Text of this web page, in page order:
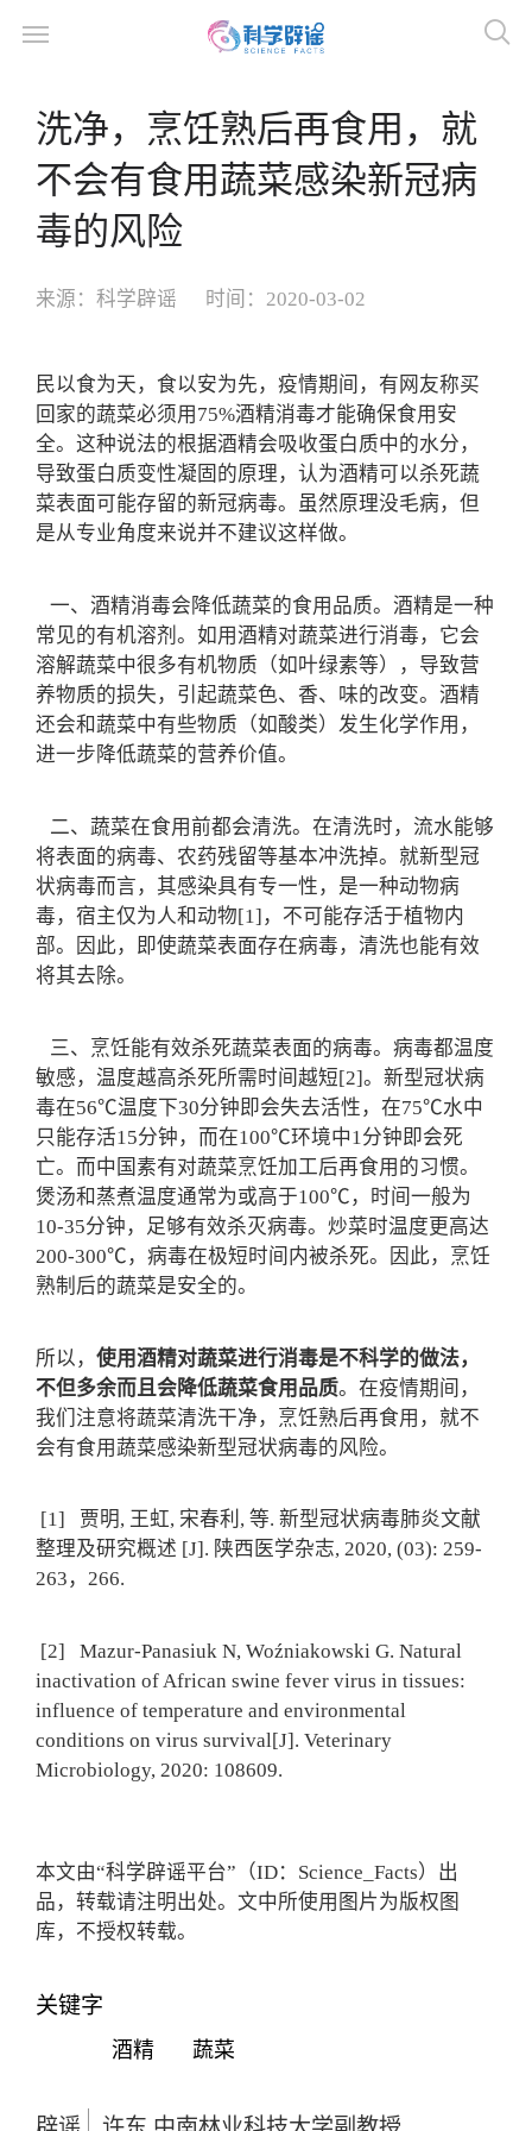
洗净，烹饪熟后再食用，就
不会有食用蔬菜感染新冠病
毒的风险
来源： 科学辟谣 时间： 2020-03-02
民以食为天，食以安为先，疫情期间，有网友称买
回家的蔬菜必须用75%酒精消毒才能确保食用安
全。这种说法的根据酒精会吸收蛋白质中的水分，
导致蛋白质变性凝固的原理，认为酒精可以杀死蔬
菜表面可能存留的新冠病毒。虽然原理没毛病，但
是从专业角度来说并不建议这样做。
一、酒精消毒会降低蔬菜的食用品质。酒精是一种
常见的有机溶剂。如用酒精对蔬菜进行消毒，它会
溶解蔬菜中很多有机物质（如叶绿素等），导致营
养物质的损失，引起蔬菜色、香、味的改变。酒精
还会和蔬菜中有些物质（如酸类）发生化学作用，
进一步降低蔬菜的营养价值。
二、蔬菜在食用前都会清洗。在清洗时，流水能够
将表面的病毒、农药残留等基本冲洗掉。就新型冠
状病毒而言，其感染具有专一性，是一种动物病
毒，宿主仅为人和动物[1]，不可能存活于植物内
部。因此，即使蔬菜表面存在病毒，清洗也能有效
将其去除。
三、烹饪能有效杀死蔬菜表面的病毒。病毒都温度
敏感，温度越高杀死所需时间越短[2]。新型冠状病
毒在56℃温度下30分钟即会失去活性，在75℃水中
只能存活15分钟，而在100℃环境中1分钟即会死
亡。而中国素有对蔬菜烹饪加工后再食用的习惯。
煲汤和蒸煮温度通常为或高于100℃，时间一般为
10-35分钟，足够有效杀灭病毒。炒菜时温度更高达
200-300℃，病毒在极短时间内被杀死。因此，烹饪
熟制后的蔬菜是安全的。
所以， 使用酒精对蔬菜进行消毒是不科学的做法，
不但多余而且会降低蔬菜食用品质。在疫情期间，
我们注意将蔬菜清洗干净，烹饪熟后再食用，就不
会有食用蔬菜感染新型冠状病毒的风险。
[1] 贾明, 王虹, 宋春利, 等. 新型冠状病毒肺炎文献
整理及研究概述 [J]. 陕西医学杂志, 2020, (03): 259-
263，266.
[2] Mazur-Panasiuk N, Woźniakowski G. Natural
inactivation of African swine fever virus in tissues:
influence of temperature and environmental
conditions on virus survival[J]. Veterinary
Microbiology, 2020: 108609.
本文由“科学辟谣平台”（ID：Science_Facts）出
品，转载请注明出处。文中所使用图片为版权图
库，不授权转载。
关键字
酒精 蔬菜